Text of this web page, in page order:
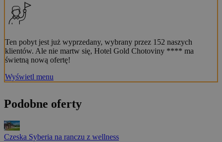
Ten pobyt jest już wyprzedany, wybrany przez 152 naszych
klientów. Ale nie martw się, Hotel Gold Chotoviny **** ma
świetną nową ofertę!
Wyświetl menu
Podobne oferty
Czeska Syberia na ranczu z wellness